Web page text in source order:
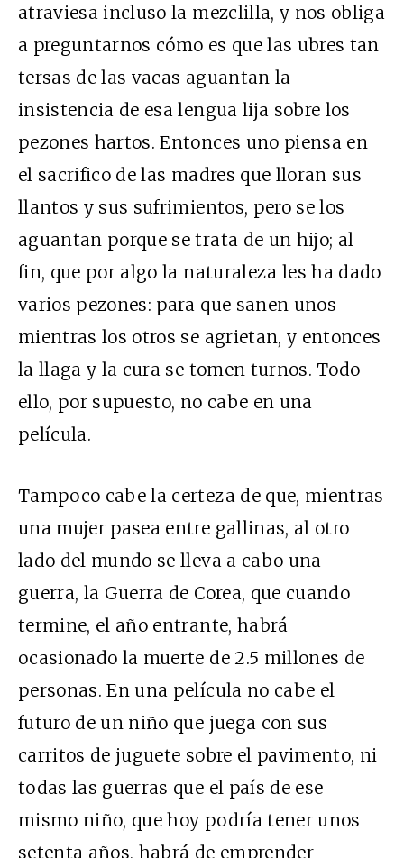
atraviesa incluso la mezclilla, y nos obliga
a preguntarnos cómo es que las ubres tan
tersas de las vacas aguantan la
insistencia de esa lengua lija sobre los
pezones hartos. Entonces uno piensa en
el sacrifico de las madres que lloran sus
llantos y sus sufrimientos, pero se los
aguantan porque se trata de un hijo; al
fin, que por algo la naturaleza les ha dado
varios pezones: para que sanen unos
mientras los otros se agrietan, y entonces
la llaga y la cura se tomen turnos. Todo
ello, por supuesto, no cabe en una
película.
Tampoco cabe la certeza de que, mientras
una mujer pasea entre gallinas, al otro
lado del mundo se lleva a cabo una
guerra, la Guerra de Corea, que cuando
termine, el año entrante, habrá
ocasionado la muerte de 2.5 millones de
personas. En una película no cabe el
futuro de un niño que juega con sus
carritos de juguete sobre el pavimento, ni
todas las guerras que el país de ese
mismo niño, que hoy podría tener unos
setenta años, habrá de emprender